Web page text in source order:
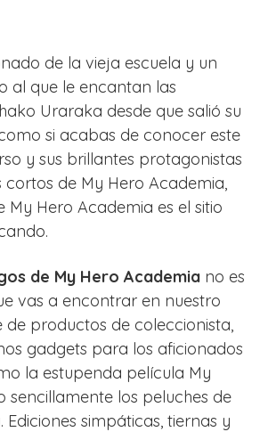
de la vieja escuela y un
al que le encantan las
Uraraka desde que salió su
si acabas de conocer este
y sus brillantes protagonistas
cortos de My Hero Academia,
My Hero Academia es el sitio
de My Hero Academia no es
vas a encontrar en nuestro
de productos de coleccionista,
gadgets para los aficionados
la estupenda película My
sencillamente los peluches de
simpáticas, tiernas y